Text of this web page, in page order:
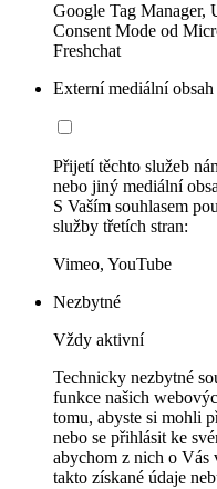
Google Tag Manager,
Consent Mode od
Freshchat
Externí mediální obsah
Přijetí těchto služeb
nebo jiný mediální
S Vaším souhlasem
služby třetích stran:
Vimeo, YouTube
Nezbytné
Vždy aktivní
Technicky nezbytné
funkce našich
tomu, abyste si mohli
nebo se přihlásit ke
abychom z nich o Vás
takto získané údaje